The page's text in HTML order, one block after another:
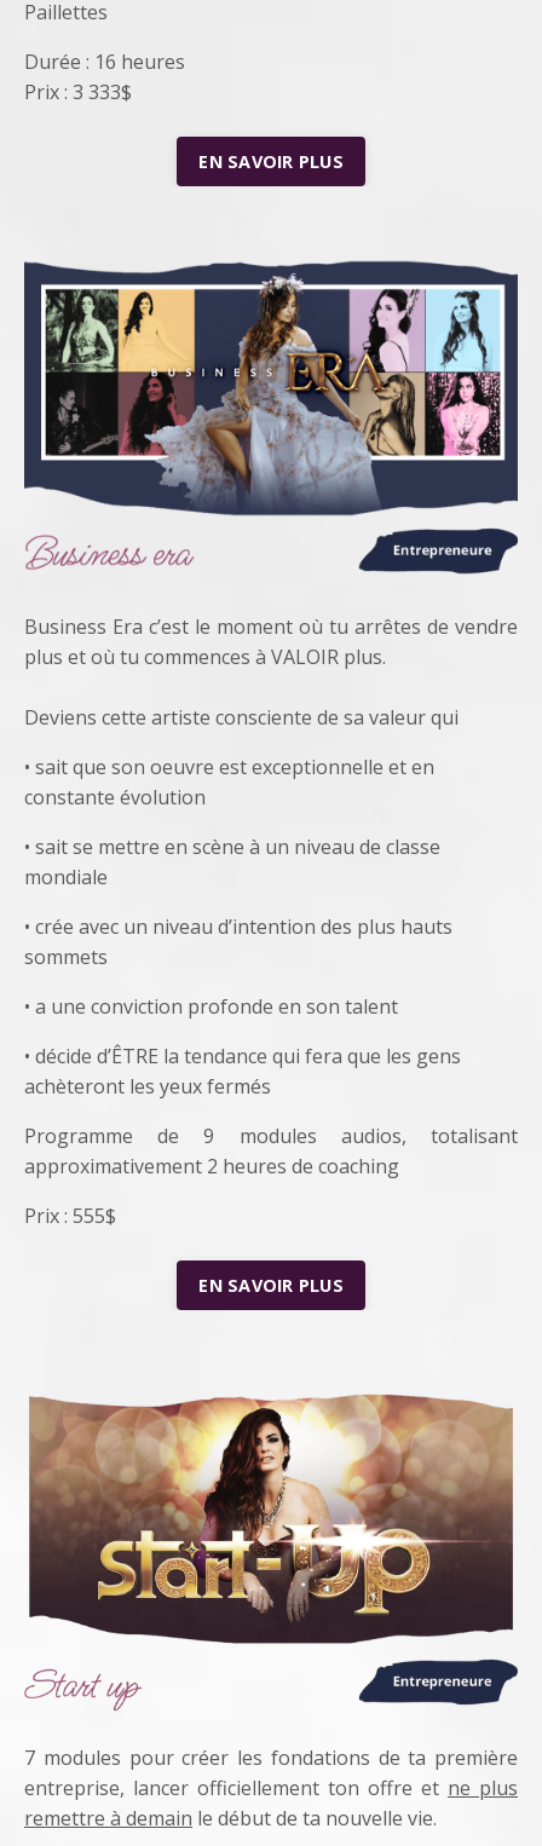
Paillettes
Durée : 16 heures
Prix : 3 333$
EN SAVOIR PLUS
Business Era c’est le moment où tu arrêtes de vendre
plus et où tu commences à VALOIR plus.
Deviens cette artiste consciente de sa valeur qui
• sait que son oeuvre est exceptionnelle et en
constante évolution
• sait se mettre en scène à un niveau de classe
mondiale
• crée avec un niveau d’intention des plus hauts
sommets
• a une conviction profonde en son talent
• décide d’ÊTRE la tendance qui fera que les gens
achèteront les yeux fermés
Programme de 9 modules audios, totalisant
approximativement 2 heures de coaching
Prix : 555$
EN SAVOIR PLUS
7 modules pour créer les fondations de ta première
entreprise, lancer officiellement ton offre et ne plus
remettre à demain le début de ta nouvelle vie.